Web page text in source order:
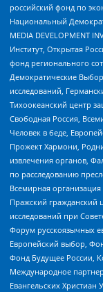
российский фонд по
Национальный
MEDIA DEVELOPMENT
Институт, Открытая
фонд регионального
Демократические
исследований,
Тихоокеанский центр
Свободная Россия,
Человек в беде,
Прожект Хармони,
извлечения органов,
по расследованию
Всемирная
Пражский гражданский
исследований при
Форум русскоязычных
Европейский выбор,
Фонд Будущее России,
Международное
Евангельских